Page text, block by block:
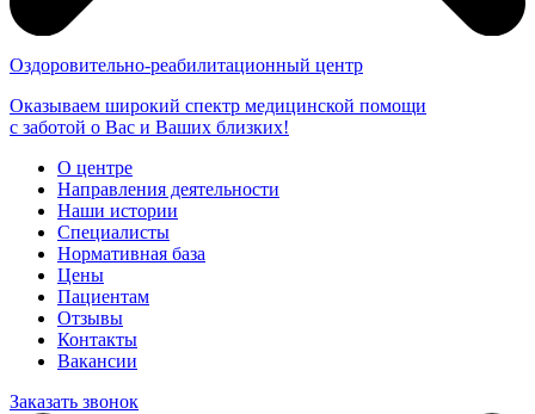
Оздоровительно-реабилитационный центр
Оказываем широкий спектр медицинской помощи
с заботой о Вас и Ваших близких!
О центре
Направления деятельности
Наши истории
Специалисты
Нормативная база
Цены
Пациентам
Отзывы
Контакты
Вакансии
Заказать звонок